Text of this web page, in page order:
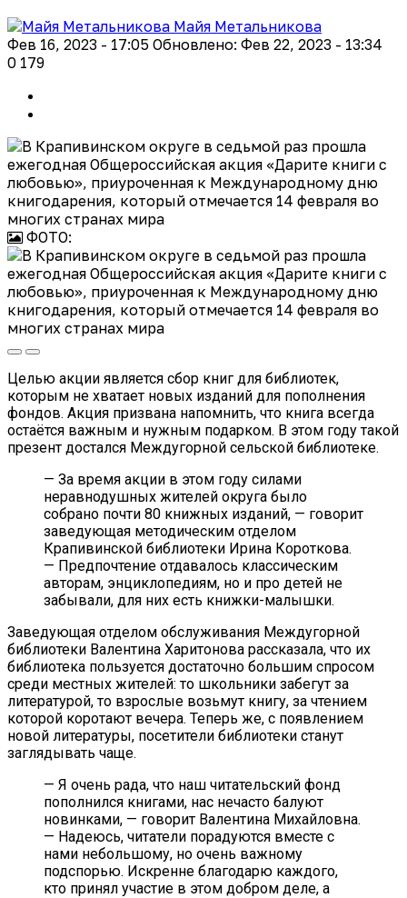
Майя Метальникова
Фев 16, 2023 - 17:05 Обновлено: Фев 22, 2023 - 13:34
0 179
ФОТО:
Целью акции является сбор книг для библиотек,
которым не хватает новых изданий для пополнения
фондов. Акция призвана напомнить, что книга всегда
остаётся важным и нужным подарком. В этом году такой
презент достался Междугорной сельской библиотеке.
— За время акции в этом году силами
неравнодушных жителей округа было
собрано почти 80 книжных изданий, — говорит
заведующая методическим отделом
Крапивинской библиотеки Ирина Короткова.
— Предпочтение отдавалось классическим
авторам, энциклопедиям, но и про детей не
забывали, для них есть книжки-малышки.
Заведующая отделом обслуживания Междугорной
библиотеки Валентина Харитонова рассказала, что их
библиотека пользуется достаточно большим спросом
среди местных жителей: то школьники забегут за
литературой, то взрослые возьмут книгу, за чтением
которой коротают вечера. Теперь же, с появлением
новой литературы, посетители библиотеки станут
заглядывать чаще.
— Я очень рада, что наш читательский фонд
пополнился книгами, нас нечасто балуют
новинками, — говорит Валентина Михайловна.
— Надеюсь, читатели порадуются вместе с
нами небольшому, но очень важному
подспорью. Искренне благодарю каждого,
кто принял участие в этом добром деле, а